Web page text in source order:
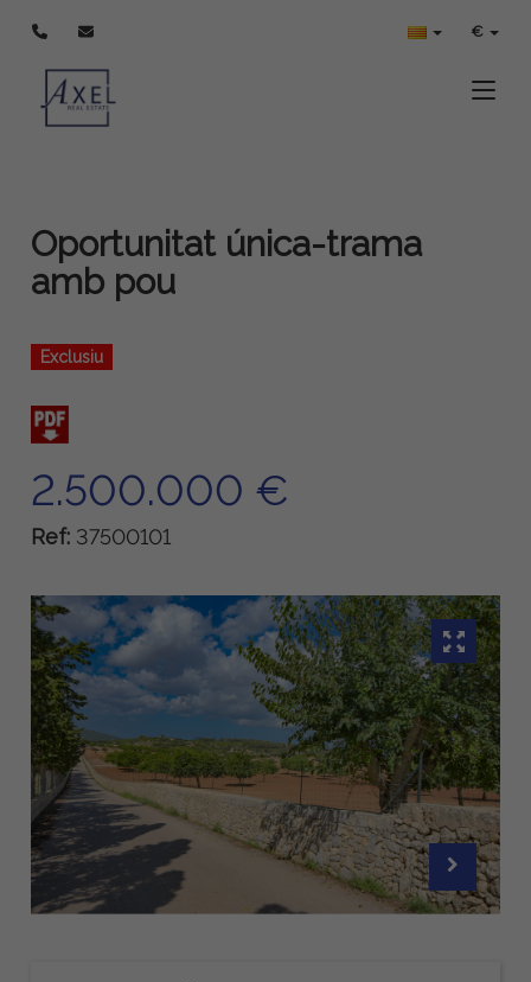
€
Oportunitat única-trama
amb pou
Exclusiu
2.500.000 €
Ref: 37500101